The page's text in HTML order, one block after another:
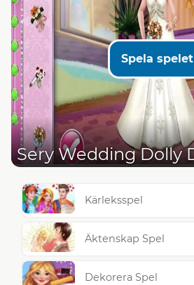
Spela spelet
Kärleksspel
Äktenskap Spel
Dekorera Spel